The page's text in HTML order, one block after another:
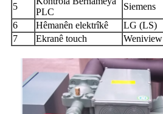
5
PLC
Siemens
6
Hêmanên elektrîkê LG (LS)
7
Ekranê touch Weniview